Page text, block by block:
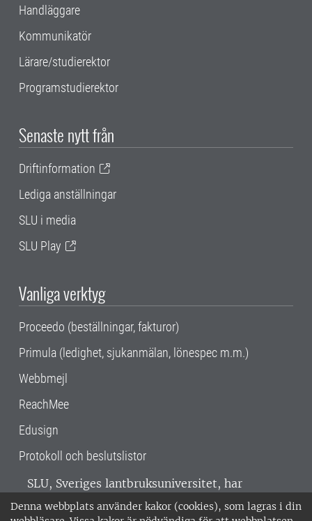
Denna webbplats använder kakor (cookies), som lagras i din
Handläggare
Kommunikatör
Lärare/studierektor
Programstudierektor
Senaste nytt från
Driftinformation
Lediga anställningar
SLU i media
SLU Play
Vanliga verktyg
Proceedo (beställningar, fakturor)
Primula (ledighet, sjukanmälan, lönespec m.m.)
Webbmejl
ReachMee
Edusign
Protokoll och beslutslistor
SLU, Sveriges lantbruksuniversitet, har
verksamhet över hela Sverige. Huvudorter är
Alnarp, Uppsala och Umeå.SLU är